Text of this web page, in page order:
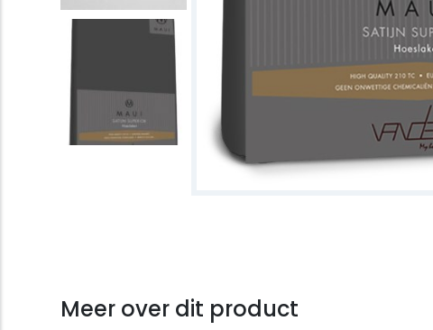
Meer over dit product